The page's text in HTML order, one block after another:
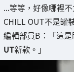
...等等，好像哪裡
CHILL OUT不是罐
編輯部員B：「這
UT新款。」